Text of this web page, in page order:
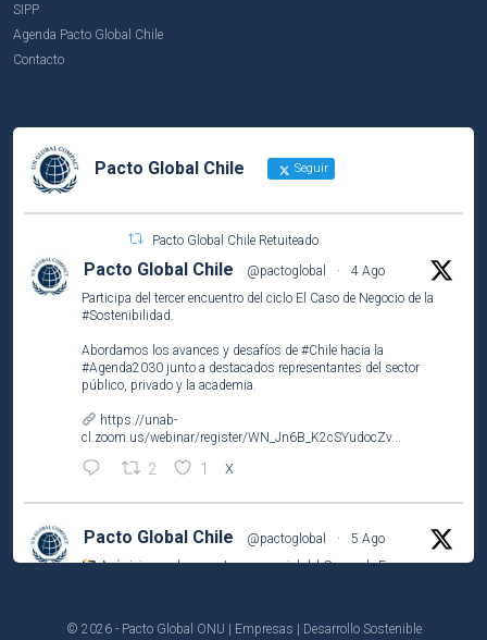
SIPP
Agenda Pacto Global Chile
Contacto
Pacto Global Chile Seguir
Pacto Global Chile Retuiteado
Pacto Global Chile @pactoglobal ·
4 Ago
Participa del tercer encuentro del ciclo El Caso de Negocio de la
#Sostenibilidad
Abordamos los avances y desafíos de #Chile hacia la
#Agenda2030 junto a destacados representantes del sector
público, privado y la academia.
https://unab-
cl.zoom.us/webinar/register/WN_Jn6B_K2cSYudocZv...
2 1 X
Pacto Global Chile @pactoglobal ·
5 Ago
Así vivimos el encuentro presencial del Grupo de Empresas
(@ufinisterrae) y definimos prioridades y acciones para 2026-
© 2026 - Pacto Global ONU | Empresas | Desarrollo Sostenible